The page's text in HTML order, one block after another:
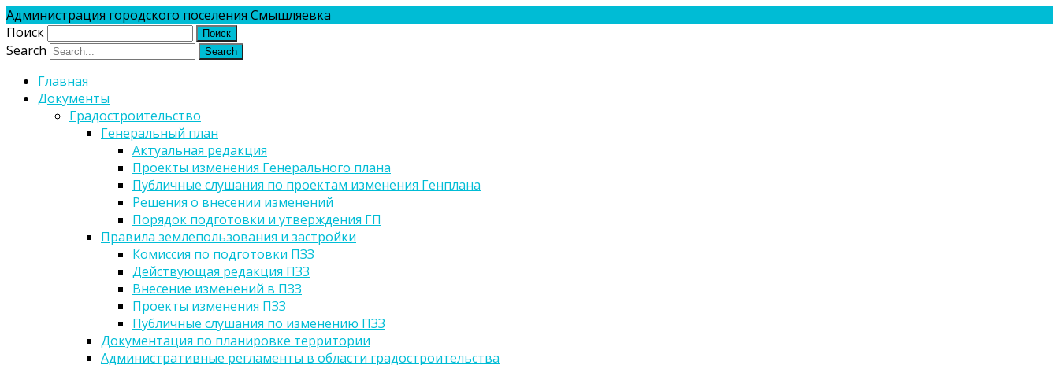
Администрация городского поселения Смышляевка
Поиск
Search
Главная
Документы
Градостроительство
Генеральный план
Актуальная редакция
Проекты изменения Генерального плана
Публичные слушания по проектам изменения Генплана
Решения о внесении изменений
Порядок подготовки и утверждения ГП
Правила землепользования и застройки
Комиссия по подготовки ПЗЗ
Действующая редакция ПЗЗ
Внесение изменений в ПЗЗ
Проекты изменения ПЗЗ
Публичные слушания по изменению ПЗЗ
Документация по планировке территории
Административные регламенты в области градостроительства